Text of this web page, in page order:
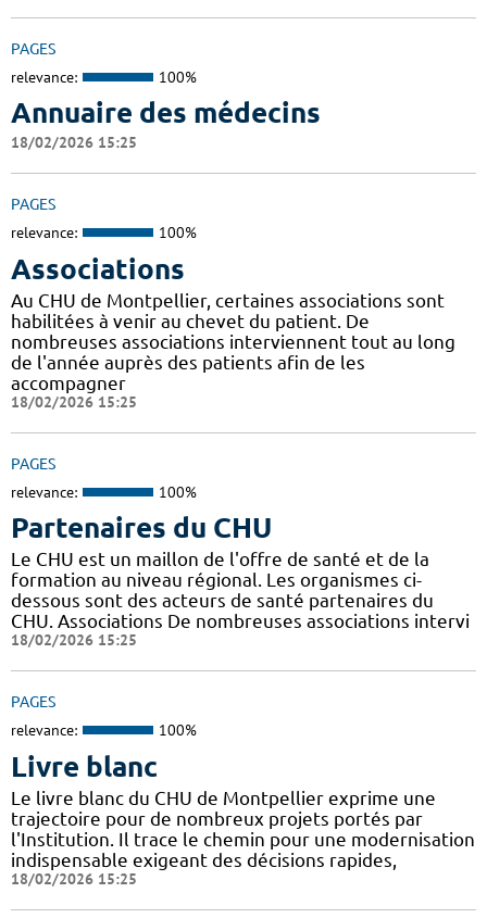
PAGES
relevance: 100%
Annuaire des médecins
18/02/2026 15:25
PAGES
relevance: 100%
Associations
Au CHU de Montpellier, certaines associations sont
habilitées à venir au chevet du patient. De
nombreuses associations interviennent tout au long
de l'année auprès des patients afin de les
accompagner
18/02/2026 15:25
PAGES
relevance: 100%
Partenaires du CHU
Le CHU est un maillon de l'offre de santé et de la
formation au niveau régional. Les organismes ci-
dessous sont des acteurs de santé partenaires du
CHU. Associations De nombreuses associations intervi
18/02/2026 15:25
PAGES
relevance: 100%
Livre blanc
Le livre blanc du CHU de Montpellier exprime une
trajectoire pour de nombreux projets portés par
l'Institution. Il trace le chemin pour une modernisation
indispensable exigeant des décisions rapides,
18/02/2026 15:25